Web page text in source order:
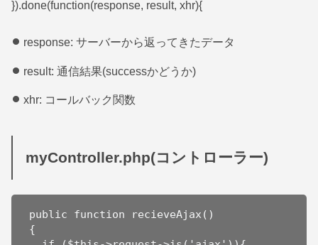
}).done(function(response, result, xhr){
response: サーバーから返ってきたデータ
result: 通信結果(successかどうか)
xhr: コールバック関数
myController.php(コントローラー)
public function recieveAjax()
{